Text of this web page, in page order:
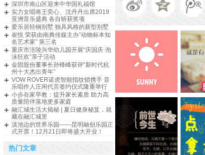
深圳市南山区迎来中华国礼福馆
实力女唱将王奕心、沈丹丹出席2019
亚洲音乐盛典 各自斩获奖项
爱乐居轻钢别墅 独具风格的新型别墅
崔悦 荣获由南典传媒主办“动物标本知
名艺术家” 第三名
重庆市涪陵兴华幼儿园开展“庆国庆·泡
沫狂欢”亲子活动
金固股份董事长孙锋峰获评“新时代杭
州十大杰出青年”
VOW ROVER诺虎智能指纹锁携手 音
乐唱作人庄闲代言签约仪式隆重举行
小步在家早教：提升家长素质 助力高
质量陪伴落地更多家庭
融汇城生活大揭秘 | 夏日健身秘笈，就
藏在融汇城里
滇池边的世界乐园——昆明融创乐园正
式开票！12月21日即将盛大开业！
热门文章